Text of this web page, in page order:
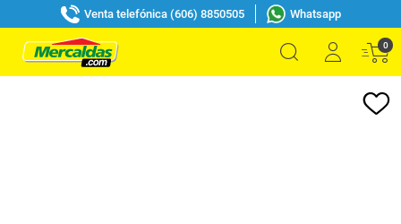
Venta telefónica (606) 8850505 Whatsapp
0